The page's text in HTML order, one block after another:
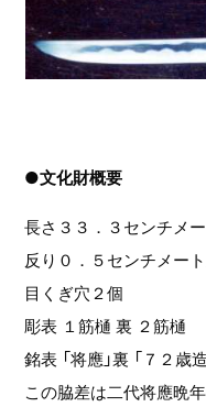
●文化財概要
長さ３３．３センチメ
反り０．５センチメー
目くぎ穴２個
彫表 １筋樋 裏 ２筋樋
銘表 「将應」裏 「７２歳造
この脇差は二代将應晩